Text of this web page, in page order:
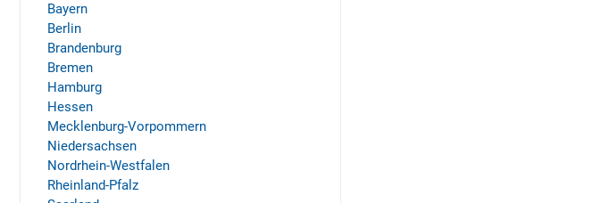
Bayern
Berlin
Brandenburg
Bremen
Hamburg
Hessen
Mecklenburg-Vorpommern
Niedersachsen
Nordrhein-Westfalen
Rheinland-Pfalz